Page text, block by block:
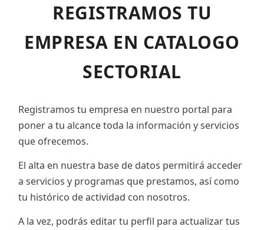
REGISTRAMOS TU
EMPRESA EN CATALOGO
SECTORIAL
Registramos tu empresa en nuestro portal para
poner a tu alcance toda la información y servicios
que ofrecemos.
El alta en nuestra base de datos permitirá acceder
a servicios y programas que prestamos, así como
tu histórico de actividad con nosotros.
A la vez, podrás editar tu perfil para actualizar tus